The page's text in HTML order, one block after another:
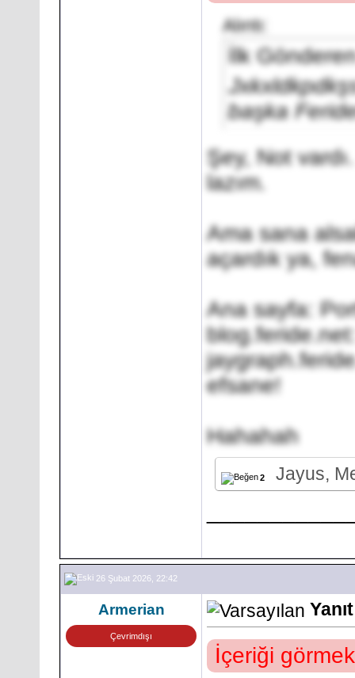
Alıntı:
İlk
başka
Şey, Not
lazım.
Ama sana
açardık ya,
Ana sayfa:
efsane!
Hahahah
2 Jayus,
26 Şubat 2026, 22:42
Armerian
Çevrimdışı
İçeriği